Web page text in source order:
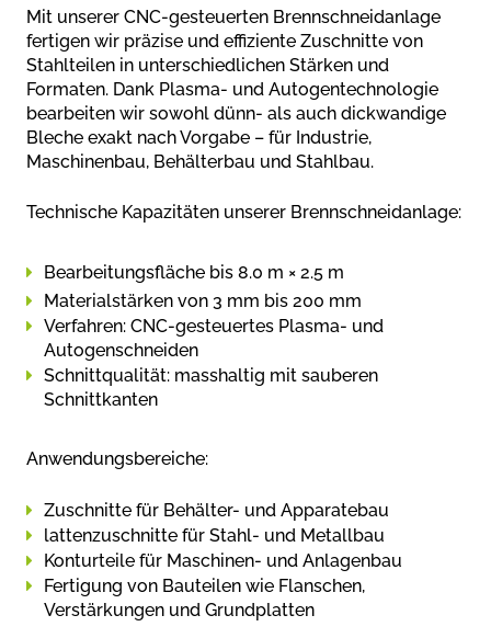
Mit unserer CNC-gesteuerten Brennschneidanlage
fertigen wir präzise und effiziente Zuschnitte von
Stahlteilen in unterschiedlichen Stärken und
Formaten. Dank Plasma- und Autogentechnologie
bearbeiten wir sowohl dünn- als auch dickwandige
Bleche exakt nach Vorgabe – für Industrie,
Maschinenbau, Behälterbau und Stahlbau.
Technische Kapazitäten unserer Brennschneidanlage:
Bearbeitungsfläche bis 8.0 m × 2.5 m
Materialstärken von 3 mm bis 200 mm
Verfahren: CNC-gesteuertes Plasma- und
Autogenschneiden
Schnittqualität: masshaltig mit sauberen
Schnittkanten
Anwendungsbereiche:
Zuschnitte für Behälter- und Apparatebau
lattenzuschnitte für Stahl- und Metallbau
Konturteile für Maschinen- und Anlagenbau
Fertigung von Bauteilen wie Flanschen,
Verstärkungen und Grundplatten